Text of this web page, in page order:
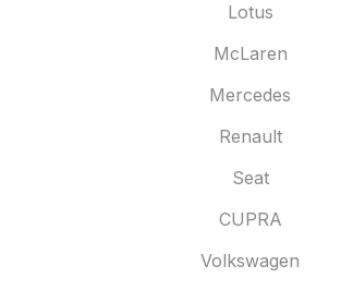
Lotus
McLaren
Mercedes
Renault
Seat
CUPRA
Volkswagen